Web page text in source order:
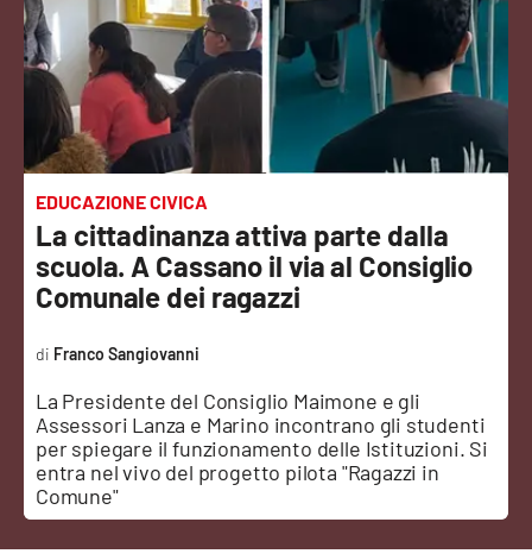
Sanità
Sport
Cultura
Podcast
Meteo
VIDEO
Ambiente
Cronaca
EDUCAZIONE CIVICA
La cittadinanza attiva parte dalla
scuola. A Cassano il via al Consiglio
Comunale dei ragazzi
La Presidente del Consiglio Maimone e gli
Assessori Lanza e Marino incontrano gli studenti
per spiegare il funzionamento delle Istituzioni. Si
entra nel vivo del progetto pilota "Ragazzi in
Comune"
Franco Sangiovanni